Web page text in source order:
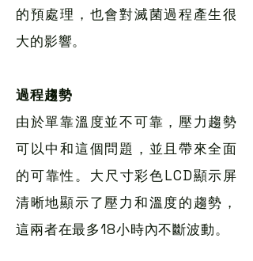
的預處理，也會對滅菌過程產生很
大的影響。
過程趨勢
由於單靠溫度並不可靠，壓力趨勢
可以中和這個問題，並且帶來全面
的可靠性。大尺寸彩色LCD顯示屏
清晰地顯示了壓力和溫度的趨勢，
這兩者在最多18小時內不斷波動。